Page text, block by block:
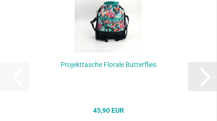
Projekttasche Florale Butterflies
45,90 EUR